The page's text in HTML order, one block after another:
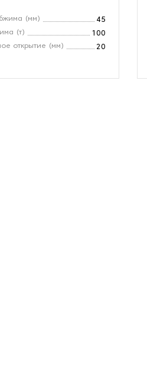
(мм)
45
(т)
100
открытие (мм)
20